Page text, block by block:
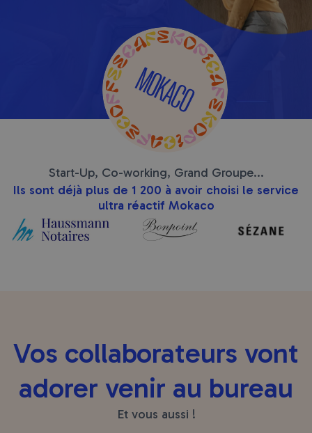
Start-Up, Co-working, Grand Groupe...
Ils sont déjà plus de 1 200 à avoir choisi le service
ultra réactif Mokaco
Vos collaborateurs vont
adorer venir au bureau
Et vous aussi !